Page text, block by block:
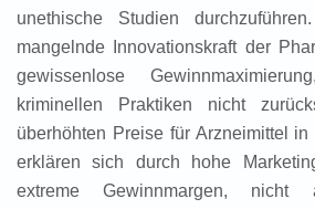
unethische Studien
mangelnde Innovationskraft der
gewissenlose
kriminellen Praktiken nicht
überhöhten Preise für Arzneimittel
erklären sich durch hohe
extreme Gewinnmargen,